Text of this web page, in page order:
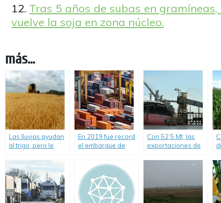
Tras 5 años de subas en
vuelve la soja en zona núcleo.
más...
Las lluvias ayudan
al trigo, pero le
cereal.
En 2019 fue record
el embarque de
Argentina,
creciendo un 50%
respecto del año
anterior.
Con 52,5 Mt, las
exportaciones de
récord en el primer
semestre del año.